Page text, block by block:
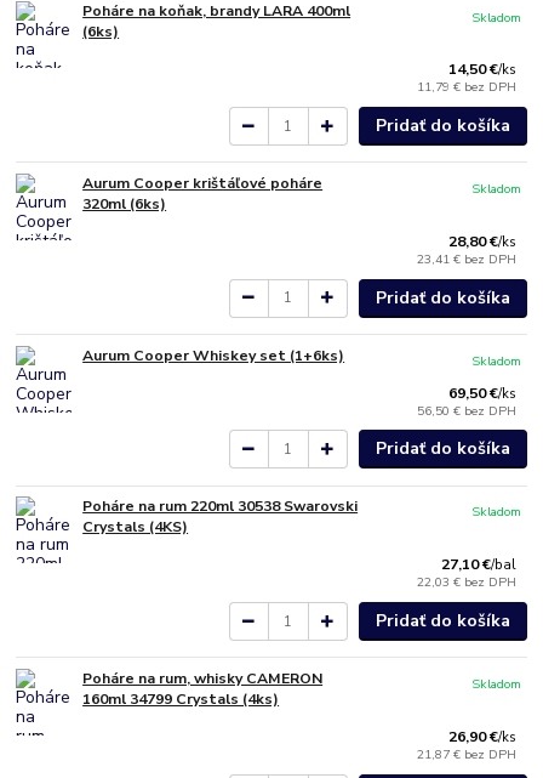
Poháre na koňak, brandy LARA 400ml
(6ks)
14,50 €/ks
11,79 € bez DPH
Skladom
Pridať do košíka
Aurum Cooper krištáľové poháre
320ml (6ks)
28,80 €/ks
23,41 € bez DPH
Skladom
Pridať do košíka
Aurum Cooper Whiskey set (1+6ks)
69,50 €/ks
56,50 € bez DPH
Skladom
Pridať do košíka
Poháre na rum 220ml 30538 Swarovski
Crystals (4KS)
27,10 €/bal
22,03 € bez DPH
Skladom
Pridať do košíka
Poháre na rum, whisky CAMERON
160ml 34799 Crystals (4ks)
26,90 €/ks
21,87 € bez DPH
Skladom